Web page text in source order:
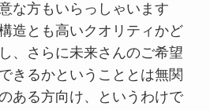
な方もいらっしゃいます
造とも高いクオリティかど
、さらに未来さんのご希望
きるかということとは無関
ある方向け、というわけで